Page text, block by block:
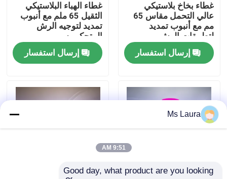
جولة في المعمل
مراقبة الجودة
أخبار
صمام غاز البوتان
غطاء بخاخ بلاستيكي
عالي التحمل مقاس 65
مم مع أنبوب تمديد
لتطبيقات الرش
المستهدفة
إرسال استفسار
غطاء الهباء البلاستيكي
الثقيل 65 ملم مع أنبوب
تمديد لتوجيه الرش
المتحكم به
إرسال استفسار
Ms Laura
9:51 AM
Good day, what product are you looking